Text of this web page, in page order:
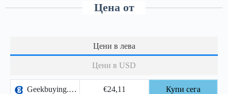
Цена от
Цени в лева
Цени в USD
Geekbuying.com €24,11 Купи сега